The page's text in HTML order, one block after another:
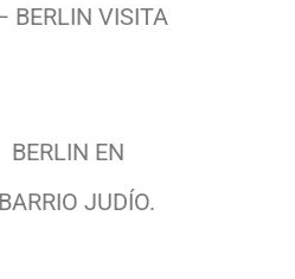
BERLIN VISITA
EN
JUDÍO.